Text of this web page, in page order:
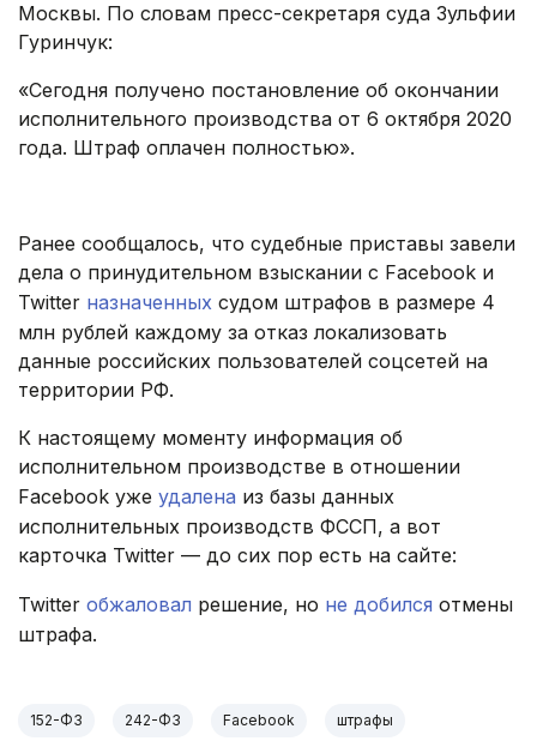
Москвы. По словам пресс-секретаря суда Зульфии
Гуринчук:
«Сегодня получено постановление об окончании
исполнительного производства от 6 октября 2020
года. Штраф оплачен полностью».
Ранее сообщалось, что судебные приставы завели
дела о принудительном взыскании с Facebook и
Twitter назначенных судом штрафов в размере 4
млн рублей каждому за отказ локализовать
данные российских пользователей соцсетей на
территории РФ.
К настоящему моменту информация об
исполнительном производстве в отношении
Facebook уже удалена из базы данных
исполнительных производств ФССП, а вот
карточка Twitter — до сих пор есть на сайте:
Twitter обжаловал решение, но не добился отмены
штрафа.
152-ФЗ 242-ФЗ Facebook штрафы